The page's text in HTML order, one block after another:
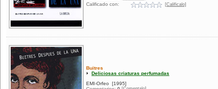
Calificado con: [Calificalo]
Buitres
Deliciosas criaturas perfumadas
EMI-Orfeo
[1995]